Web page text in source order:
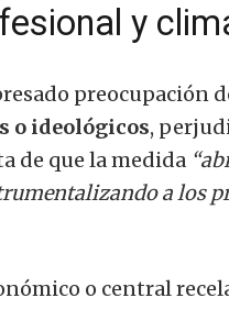
y
preocupación
o ideológicos,
de que la medida
a los
o central